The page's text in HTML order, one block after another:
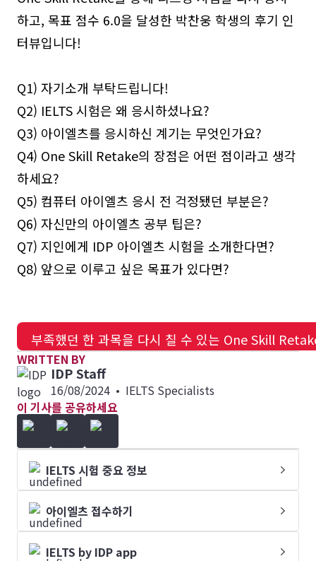
하고, 목표 점수 6.0을 달성한 박찬웅 학생의 후기 인
터뷰입니다!
Q1) 자기소개 부탁드립니다!
Q2) IELTS 시험은 왜 응시하셨나요?
Q3) 아이엘츠를 응시하신 계기는 무엇인가요?
Q4) One Skill Retake의 장점은 어떤 점이라고 생각
하세요?
Q5) 컴퓨터 아이엘츠 응시 전 걱정됐던 부분은?
Q6) 자신만의 아이엘츠 공부 팁은?
Q7) 지인에게 IDP 아이엘츠 시험을 소개한다면?
Q8) 앞으로 이루고 싶은 목표가 있다면?
부족했던 한 과목을 다시 칠 수 있는 One Skill
WRITTEN BY
IDP Staff
16/08/2024 • IELTS Specialists
이 기사를 공유하세요
IELTS 시험 중요 정보
아이엘츠 접수하기
IELTS by IDP app